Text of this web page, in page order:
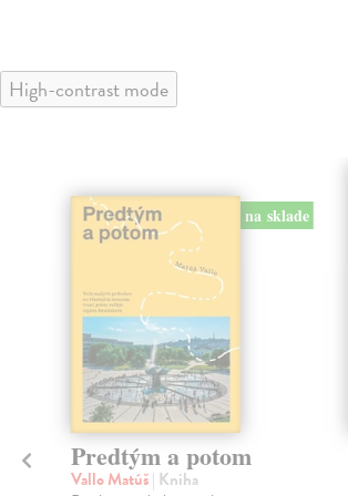
High-contrast mode
na sklade
Predtým a potom
Vallo Matúš| Kniha